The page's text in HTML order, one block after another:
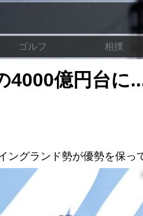
ゴルフ 相撲
4000億円台に
グランド勢が優勢を保っ